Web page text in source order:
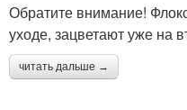
Обратите внимание!
уходе, зацветают уже на
читать дальше →